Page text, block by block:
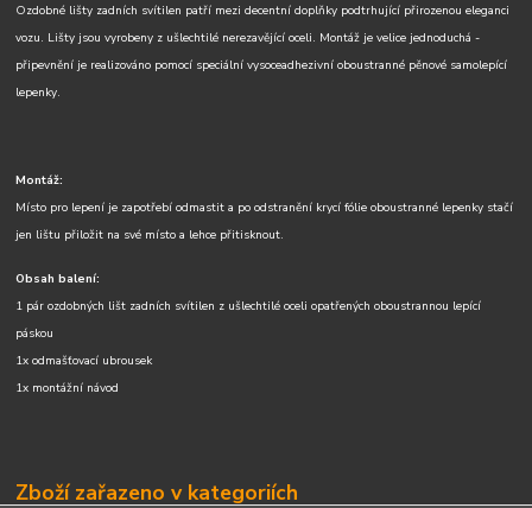
Ozdobné lišty zadních svítilen patří mezi decentní doplňky podtrhující přirozenou eleganci
vozu. Lišty jsou vyrobeny z ušlechtilé nerezavějící oceli. Montáž je velice jednoduchá -
připevnění je realizováno pomocí speciální vysoceadhezivní oboustranné pěnové samolepící
lepenky.
Montáž:
Místo pro lepení je zapotřebí odmastit a po odstranění krycí fólie oboustranné lepenky stačí
jen lištu přiložit na své místo a lehce přitisknout.
Obsah balení:
1 pár ozdobných lišt zadních svítilen z ušlechtilé oceli opatřených oboustrannou lepící
páskou
1x odmašťovací ubrousek
1x montážní návod
Zboží zařazeno v kategoriích